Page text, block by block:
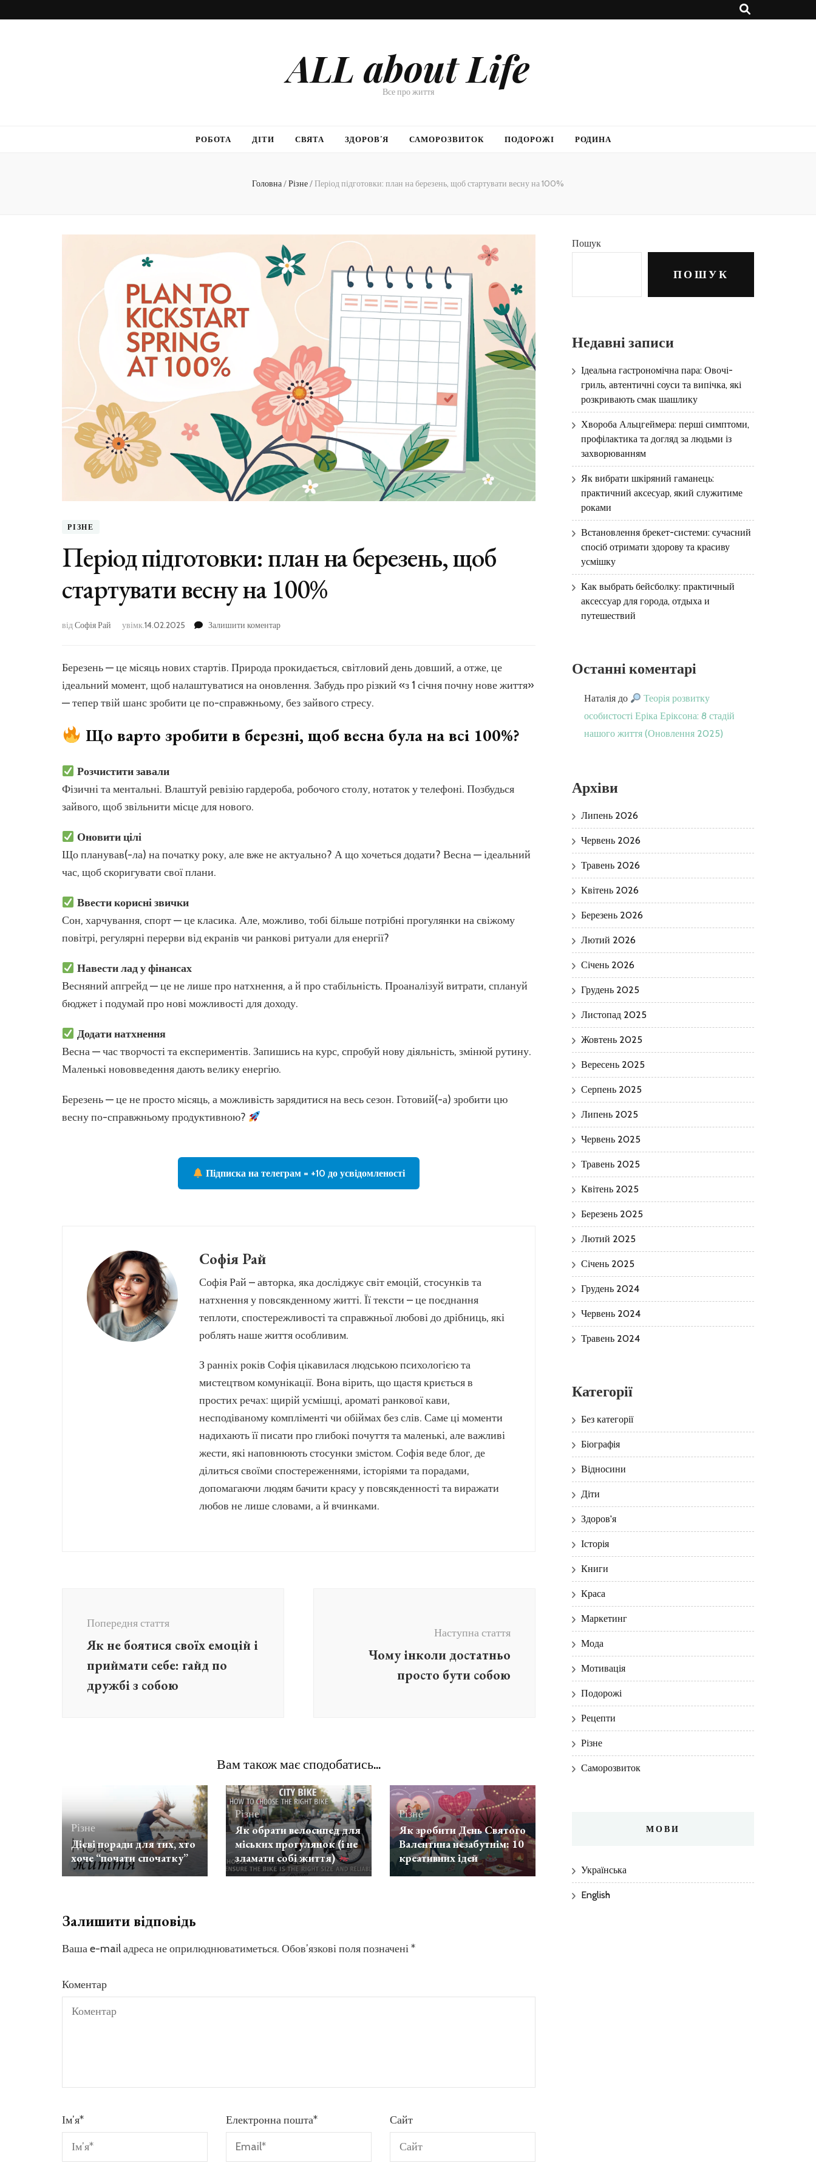
ALL about Life
Все про життя
РОБОТА ДІТИ СВЯТА ЗДОРОВ’Я САМОРОЗВИТОК ПОДОРОЖІ РОДИНА
Головна/Різне/Період підготовки: план на березень, щоб стартувати весну на 100%
РІЗНЕ
Період підготовки: план на березень, щоб
стартувати весну на 100%
відСофія Рай увімк.14.02.2025 Залишити коментардо
на
березень,
щоб
на
Березень — це місяць нових стартів. Природа прокидається, світловий день довший, а отже, це
ідеальний момент, щоб налаштуватися на оновлення. Забудь про різкий «з 1 січня почну нове життя»
— тепер твій шанс зробити це по-справжньому, без зайвого стресу.
Що варто зробити в березні, щоб весна була на всі 100%?
Розчистити завали
Фізичні та ментальні. Влаштуй ревізію гардероба, робочого столу, нотаток у телефоні. Позбудься
зайвого, щоб звільнити місце для нового.
Оновити цілі
Що планував(-ла) на початку року, але вже не актуально? А що хочеться додати? Весна — ідеальний
час, щоб скоригувати свої плани.
Ввести корисні звички
Сон, харчування, спорт — це класика. Але, можливо, тобі більше потрібні прогулянки на свіжому
повітрі, регулярні перерви від екранів чи ранкові ритуали для енергії?
Навести лад у фінансах
Весняний апгрейд — це не лише про натхнення, а й про стабільність. Проаналізуй витрати, сплануй
бюджет і подумай про нові можливості для доходу.
Додати натхнення
Весна — час творчості та експериментів. Запишись на курс, спробуй нову діяльність, змінюй рутину.
Маленькі нововведення дають велику енергію.
Березень — це не просто місяць, а можливість зарядитися на весь сезон. Готовий(-а) зробити цю
весну по-справжньому продуктивною?
Підписка на телеграм = +10 до усвідомленості
Софія Рай
Софія Рай – авторка, яка досліджує світ емоцій, стосунків та
натхнення у повсякденному житті. Її тексти – це поєднання
теплоти, спостережливості та справжньої любові до дрібниць, які
роблять наше життя особливим.
З ранніх років Софія цікавилася людською психологією та
мистецтвом комунікації. Вона вірить, що щастя криється в
простих речах: щирій усмішці, ароматі ранкової кави,
несподіваному компліменті чи обіймах без слів. Саме ці моменти
надихають її писати про глибокі почуття та маленькі, але важливі
жести, які наповнюють стосунки змістом. Софія веде блог, де
ділиться своїми спостереженнями, історіями та порадами,
допомагаючи людям бачити красу у повсякденності та виражати
любов не лише словами, а й вчинками.
запису
Попередня стаття
Як не боятися своїх емоцій і
приймати себе: гайд по
дружбі з собою
Наступна стаття
Чому інколи достатньо
просто бути собою
Вам також має сподобатись...
Різне
Дієві поради для тих, хто
хоче “почати спочатку”
Різне
Як обрати велосипед для
міських прогулянок (і не
зламати собі життя)
Різне
Як зробити День Святого
Валентина незабутнім: 10
креативних ідей
Залишити відповідь
Ваша e-mail адреса не оприлюднюватиметься. Обов’язкові поля позначені*
Коментар
Ім’я* Електронна пошта* Сайт
Пошук
ПОШУК
Недавні записи
Ідеальна гастрономічна пара: Овочі-
гриль, автентичні соуси та випічка, які
розкривають смак шашлику
Хвороба Альцгеймера: перші симптоми,
профілактика та догляд за людьми із
захворюванням
Як вибрати шкіряний гаманець:
практичний аксесуар, який служитиме
роками
Встановлення брекет-системи: сучасний
спосіб отримати здорову та красиву
усмішку
Как выбрать бейсболку: практичный
аксессуар для города, отдыха и
путешествий
Останні коментарі
Наталія до
Теорія розвитку
особистості Еріка Еріксона: 8 стадій
нашого життя (Оновлення 2025)
Архіви
Липень 2026
Червень 2026
Травень 2026
Квітень 2026
Березень 2026
Лютий 2026
Січень 2026
Грудень 2025
Листопад 2025
Жовтень 2025
Вересень 2025
Серпень 2025
Липень 2025
Червень 2025
Травень 2025
Квітень 2025
Березень 2025
Лютий 2025
Січень 2025
Грудень 2024
Червень 2024
Травень 2024
Категорії
Без категорії
Біографія
Відносини
Діти
Здоров'я
Історія
Книги
Краса
Маркетинг
Мода
Мотивація
Подорожі
Рецепти
Різне
Саморозвиток
МОВИ
Українська
English